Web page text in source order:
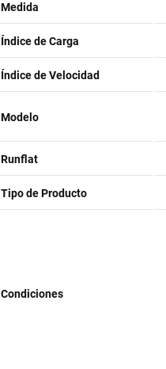
Medida
Índice de Carga
Índice de Velocidad
Modelo
Runflat
Tipo de Producto
Condiciones